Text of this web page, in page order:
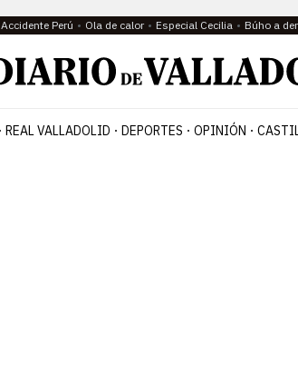
Accidente Perú Ola de calor Especial Cecilia Búho a
REAL VALLADOLID DEPORTES OPINIÓN